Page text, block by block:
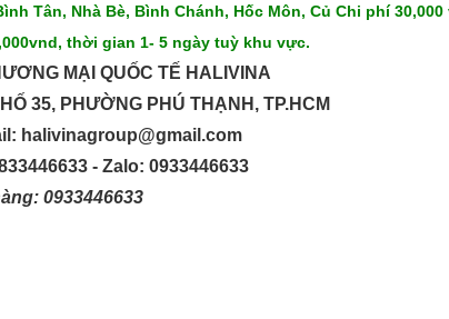
Tân, Nhà Bè, Bình Chánh, Hốc Môn, Củ Chi phí
thời gian 1- 5 ngày tuỳ khu vực.
MẠI QUỐC TẾ HALIVINA
35, PHƯỜNG PHÚ THẠNH, TP.HCM
halivinagroup@gmail.com
- Zalo: 0933446633
0933446633